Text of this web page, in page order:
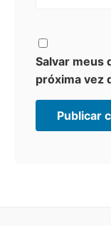
Salvar meus
próxima vez